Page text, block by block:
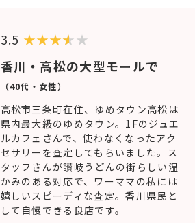
3.5 ★★★
★
香川・高松の大型モールで
（40代・女性）
高松市三条町在住、ゆめタウン高松は
県内最大級のゆめタウン。1Fのジュエ
ルカフェさんで、使わなくなったアク
セサリーを査定してもらいました。ス
タッフさんが讃岐うどんの街らしい温
かみのある対応で、ワーママの私には
嬉しいスピーディな査定。香川県民と
して自慢できる良店です。